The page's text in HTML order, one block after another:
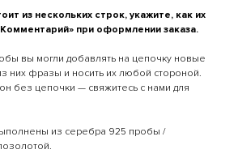
из нескольких строк, укажите, как их
при оформлении заказа.
вы могли добавлять на цепочку новые
них фразы и носить их любой стороной.
без цепочки — свяжитесь с нами для
из серебра 925 пробы /